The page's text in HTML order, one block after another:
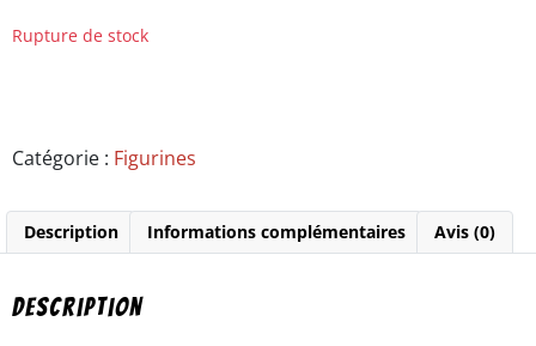
Rupture de stock
Catégorie : Figurines
Description Informations complémentaires Avis (0)
Description